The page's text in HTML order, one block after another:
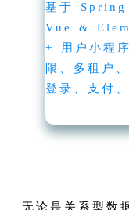
基于
Vue &
+ 用户小程
限、多租户
登录、支付
无论是关系型数